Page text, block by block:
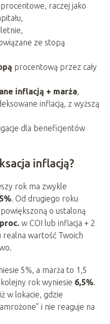
raczej jako
ze stopą
procentową przez cały
inflacją + marża,
inflacją, z wyższą
dla beneficjentów
inflacją?
rok ma zwykle
. Od drugiego roku
o ustaloną
w COI lub inflacja + 2
wartość Twoich
5%, a marża to 1,5
rok wyniesie 6,5%.
w lokacie, gdzie
i nie reaguje na